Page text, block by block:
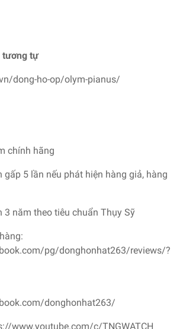
tương tự
dong-ho-op/olym-pianus/
chính hãng
gấp 5 lần nếu phát hiện hàng giả, hàng
3 năm theo tiêu chuẩn Thụy Sỹ
pg/donghonhat263/reviews/?
donghonhat263/
www.youtube.com/c/TNGWATCH